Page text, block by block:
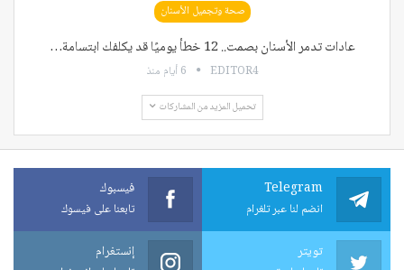
صحة وتجميل الأسنان
عادات تدمر الأسنان بصمت.. 12 خطأ يوميًا قد يكلفك ابتسامة…
EDITOR4 6 أيام منذ
تحميل المزيد من المشاركات
Telegram
انضم لنا عبر تلغرام
فيسبوك
تابعنا على فيسوك
تويتر إنستغرام